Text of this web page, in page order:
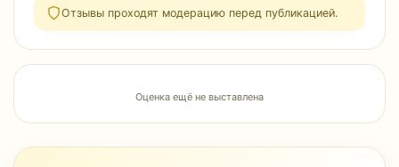
Отзывы проходят модерацию перед публикацией.
Оценка ещё не выставлена